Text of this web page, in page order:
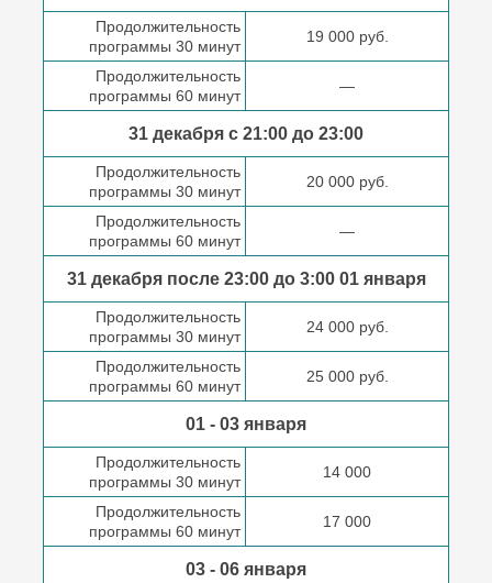
Продолжительность
программы 30 минут
19 000 руб.
Продолжительность
программы 60 минут
—
31 декабря с 21:00 до 23:00
Продолжительность
программы 30 минут
20 000 руб.
Продолжительность
программы 60 минут
—
31 декабря после23:00 до 3:0001 января
Продолжительность
программы 30 минут
24 000 руб.
Продолжительность
программы 60 минут
25 000 руб.
01 - 03 января
Продолжительность
программы 30 минут
14 000
Продолжительность
программы 60 минут
17 000
03 - 06 января